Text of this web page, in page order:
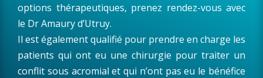
options thérapeutiques, prenez rendez-vous avec
le Dr Amaury d’Utruy.
Il est également qualifié pour prendre en charge les
patients qui ont eu une chirurgie pour traiter un
conflit sous acromial et qui n’ont pas eu le bénéfice